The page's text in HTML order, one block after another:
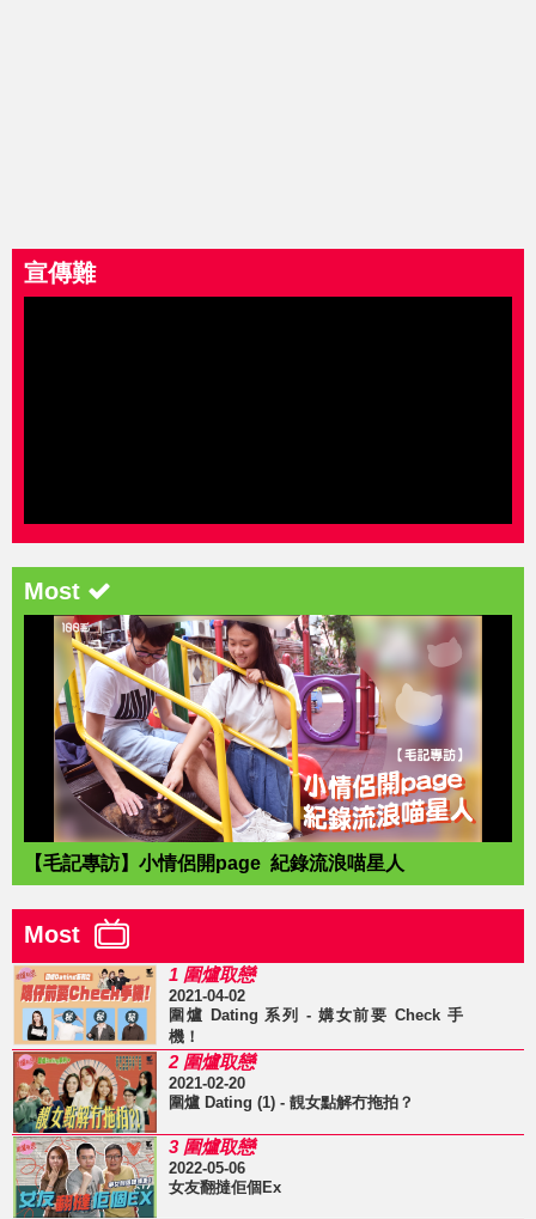
宣傳難
Most
【毛記專訪】小情侶開page 紀錄流浪喵星人
Most
1 圍爐取戀
2021-04-02
圍爐 Dating 系列 - 媾女前要 Check 手
機！
2 圍爐取戀
2021-02-20
圍爐 Dating (1) - 靚女點解冇拖拍？
3 圍爐取戀
2022-05-06
女友翻撻佢個Ex